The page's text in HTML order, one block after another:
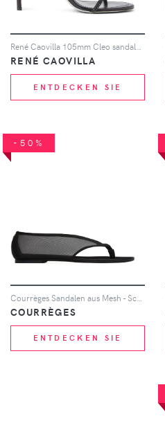
René Caovilla 105mm Cleo sandals - Schwarz
RENÉ CAOVILLA
ENTDECKEN SIE
-50%
COURRÈGES
ENTDECKEN SIE